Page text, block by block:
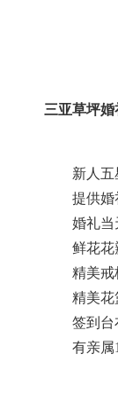
三亚草坪婚
新人五
提供婚
婚礼当
鲜花花
精美戒枕
精美花篮
签到台
有亲属